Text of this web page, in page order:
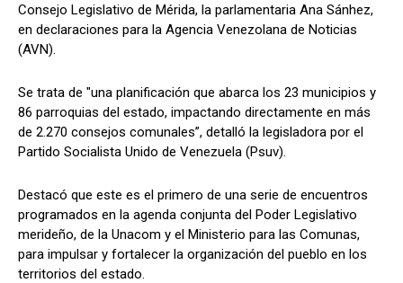
Consejo Legislativo de Mérida, la parlamentaria Ana Sánhez,
en declaraciones para la Agencia Venezolana de Noticias
(AVN).
Se trata de "una planificación que abarca los 23 municipios y
86 parroquias del estado, impactando directamente en más
de 2.270 consejos comunales”, detalló la legisladora por el
Partido Socialista Unido de Venezuela (Psuv).
Destacó que este es el primero de una serie de encuentros
programados en la agenda conjunta del Poder Legislativo
merideño, de la Unacom y el Ministerio para las Comunas,
para impulsar y fortalecer la organización del pueblo en los
territorios del estado.